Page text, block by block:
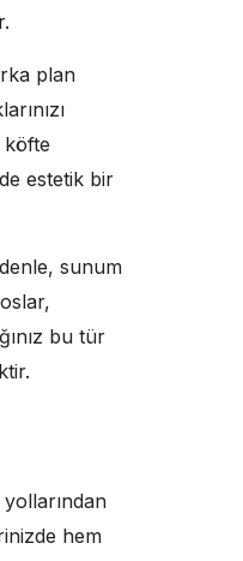
plan
köfte
estetik bir
sunum
bu tür
hem